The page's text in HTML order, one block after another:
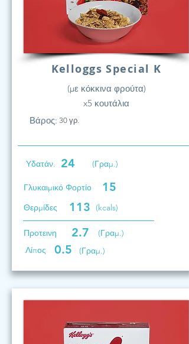
Kelloggs Special K
(με κόκκινα φρούτα)
x5 κουτάλια
Βάρος: 30 γρ.
Υδατάν. 24 (Γραμ.)
Γλυκαιμικό Φορτίο 15
Θερμίδες 113 (kcals)
Προτεινη 2.7
(Γραμ.)
Λίπος
0.5 (Γραμ.)